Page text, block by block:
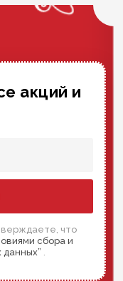
акций и
что
сбора и
данных”